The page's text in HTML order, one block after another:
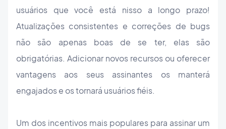
usuários que você está nisso a longo prazo!
Atualizações consistentes e correções de bugs
não são apenas boas de se ter, elas são
obrigatórias. Adicionar novos recursos ou oferecer
vantagens aos seus assinantes os manterá
engajados e os tornará usuários fiéis.
Um dos incentivos mais populares para assinar um